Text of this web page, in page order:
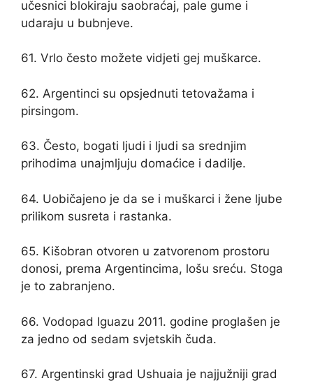
učesnici blokiraju saobraćaj, pale gume i
udaraju u bubnjeve.
61. Vrlo često možete vidjeti gej muškarce.
62. Argentinci su opsjednuti tetovažama i
pirsingom.
63. Često, bogati ljudi i ljudi sa srednjim
prihodima unajmljuju domaćice i dadilje.
64. Uobičajeno je da se i muškarci i žene ljube
prilikom susreta i rastanka.
65. Kišobran otvoren u zatvorenom prostoru
donosi, prema Argentincima, lošu sreću. Stoga
je to zabranjeno.
66. Vodopad Iguazu 2011. godine proglašen je
za jedno od sedam svjetskih čuda.
67. Argentinski grad Ushuaia je najjužniji grad